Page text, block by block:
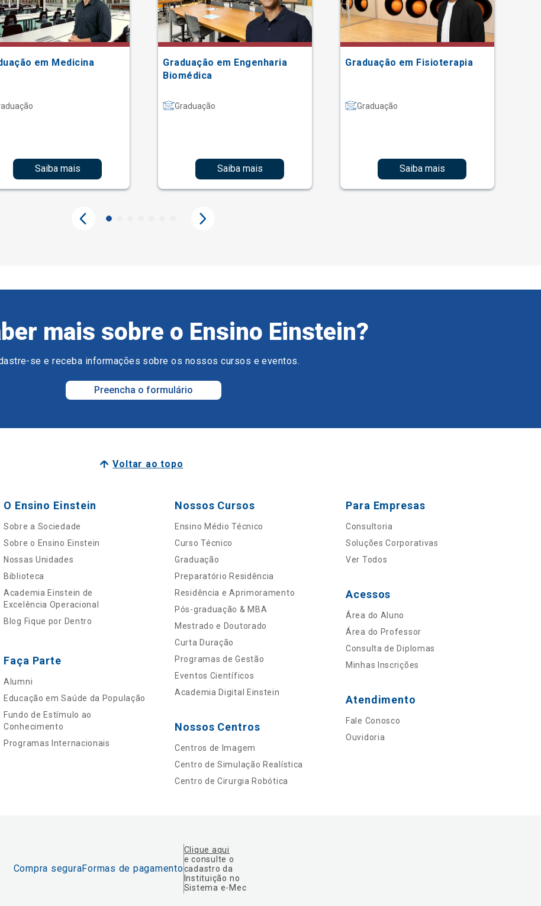
em Medicina
Saiba mais
Graduação em Engenharia
Biomédica
Graduação
Saiba mais
Graduação em Fisioterapia
Graduação
Saiba mais
mais sobre o Ensino Einstein?
se e receba informações sobre os nossos cursos e eventos.
Preencha o formulário
Voltar ao topo
O Ensino Einstein
Sobre a Sociedade
Sobre o Ensino Einstein
Nossas Unidades
Biblioteca
Academia Einstein de
Excelência Operacional
Blog Fique por Dentro
Faça Parte
Alumni
Educação em Saúde da População
Fundo de Estímulo ao
Conhecimento
Programas Internacionais
Nossos Cursos
Ensino Médio Técnico
Curso Técnico
Graduação
Preparatório Residência
Residência e Aprimoramento
Pós-graduação & MBA
Mestrado e Doutorado
Curta Duração
Programas de Gestão
Eventos Científicos
Academia Digital Einstein
Nossos Centros
Centros de Imagem
Centro de Simulação Realística
Centro de Cirurgia Robótica
Para Empresas
Consultoria
Soluções Corporativas
Ver Todos
Acessos
Área do Aluno
Área do Professor
Consulta de Diplomas
Minhas Inscrições
Atendimento
Fale Conosco
Ouvidoria
Compra seguraFormas de pagamento
Clique aqui
e consulte o
cadastro da
Instituição no
Sistema e-Mec